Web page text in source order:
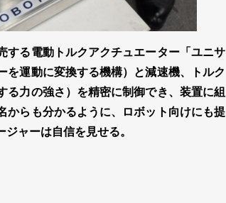
する電動トルクアクチュエーター「ユニサ
を運動に変換する機構）と減速機、トルク
る力の強さ）を精密に制御でき、装置に組
からも分かるように、ロボット向けにも提
ャーは自信を見せる。